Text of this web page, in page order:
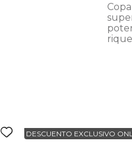
DESCUENTO EXCLUSIVO